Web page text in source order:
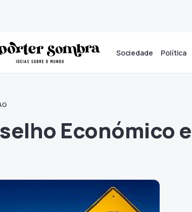
Sociedade Política
Económico